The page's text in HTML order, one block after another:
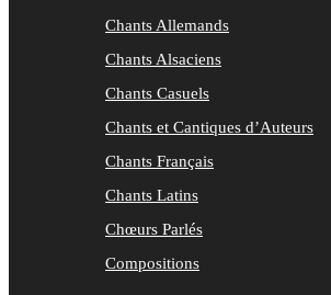
Chants Allemands
Chants Alsaciens
Chants Casuels
Chants et Cantiques d’Auteurs
Chants Français
Chants Latins
Chœurs Parlés
Compositions